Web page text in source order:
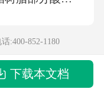
话:400-852-1180
下载本文档